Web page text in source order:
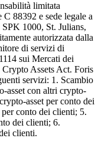
limitata
88392 e sede legale a
1000, St. Julians,
autorizzata dalla
di servizi di
sui Mercati dei
Assets Act. Foris
servizi: 1. Scambio
asset con altri crypto-
asset per conto dei
conto dei clienti; 5.
dei clienti; 6.
clienti.